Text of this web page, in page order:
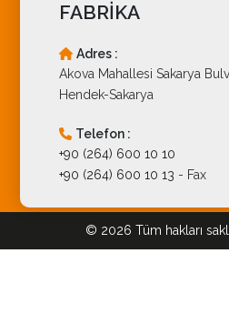
FABRİKA
Adres :
Akova Mahallesi Sakarya
Hendek-Sakarya
Telefon :
+90 (264) 600 10 10
+90 (264) 600 10 13 - Fax
© 2026 Tüm hakları